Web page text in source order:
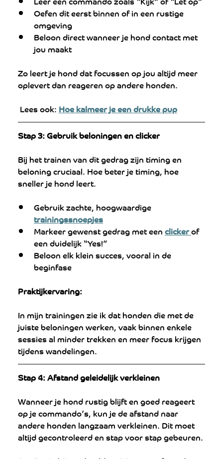
Oefen dit eerst binnen of in een rustige
omgeving
Beloon direct wanneer je hond contact met
jou maakt
Zo leert je hond dat focussen op jou altijd meer
oplevert dan reageren op andere honden.
Lees ook: Hoe kalmeer je een drukke pup
Stap 3: Gebruik beloningen en clicker
Bij het trainen van dit gedrag zijn timing en
beloning cruciaal. Hoe beter je timing, hoe
sneller je hond leert.
Gebruik zachte, hoogwaardige
trainingssnoepjes
Markeer gewenst gedrag met een clicker of
een duidelijk “Yes!”
Beloon elk klein succes, vooral in de
beginfase
Praktijkervaring:
In mijn trainingen zie ik dat honden die met de
juiste beloningen werken, vaak binnen enkele
sessies al minder trekken en meer focus krijgen
tijdens wandelingen.
Stap 4: Afstand geleidelijk verkleinen
Wanneer je hond rustig blijft en goed reageert
op je commando’s, kun je de afstand naar
andere honden langzaam verkleinen. Dit moet
altijd gecontroleerd en stap voor stap gebeuren.